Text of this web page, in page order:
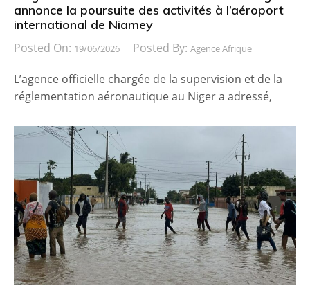
annonce la poursuite des activités à l’aéroport
international de Niamey
Posted On: 19/06/2026 Posted By: Agence Afrique
L’agence officielle chargée de la supervision et de la
réglementation aéronautique au Niger a adressé,